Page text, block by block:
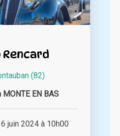
(82)
EN BAS
juin 2024 à 10h00